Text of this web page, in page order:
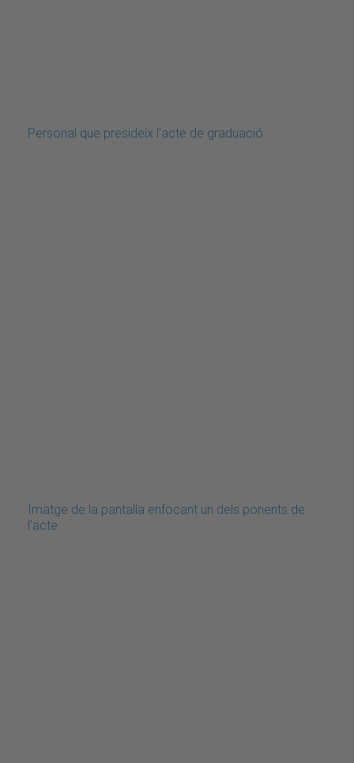
Personal que presideix l'acte de graduació
Imatge de la pantalla enfocant un dels ponents de
l'acte